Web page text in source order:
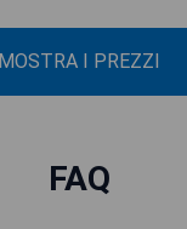
MOSTRA I PREZZI
FAQ